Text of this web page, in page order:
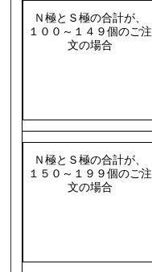
Ｎ極とＳ極の合計が、
１００～１４９個のご注
文の場合
Ｎ極とＳ極の合計が、
１５０～１９９個のご注
文の場合